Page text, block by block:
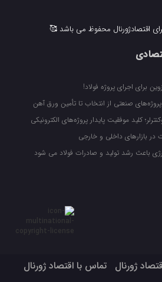
اقتصادژورنال محفوظ می باشد 🥰
برای اجرای پروژه فولاد!
پروژه‌های صنعتی از انتخاب تا تأمین ورق آهن
کلید موفقیت پایدار پروژه‌های الکترونیکی
بازارهای داخلی و خارجی
باعث رشد تولید و صادرات فولاد می شود
ژورنال تماس با اقتصاد ژورنال